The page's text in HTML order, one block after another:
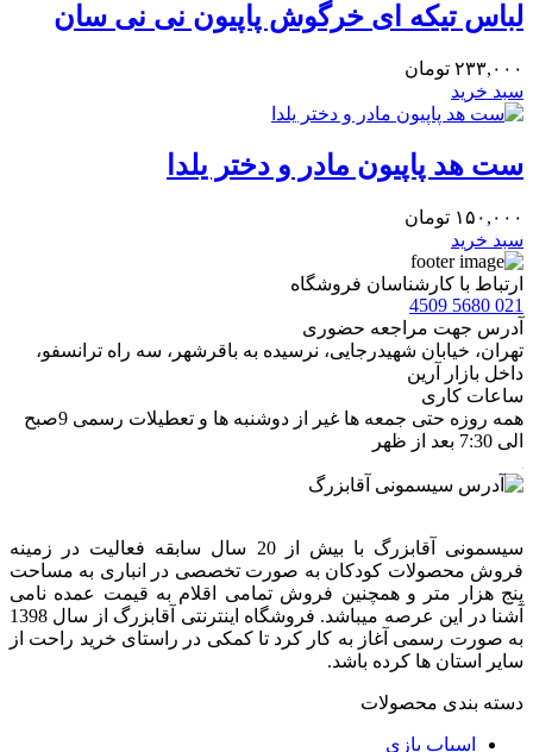
لباس تیکه ای خرگوش پاپیون نی نی سان
۲۳۳,۰۰۰ تومان
سبد خرید
ست هد پاپیون مادر و دختر یلدا
۱۵۰,۰۰۰ تومان
سبد خرید
ارتباط با کارشناسان فروشگاه
021 5680 4509
آدرس جهت مراجعه حضوری
تهران، خيابان شهيدرجايى، نرسیده به باقرشهر، سه راه ترانسفو،
داخل بازار آرین
ساعات کاری
همه روزه حتی جمعه ها غیر از دوشنبه ها و تعطیلات رسمی 9صبح
الی 7:30 بعد از ظهر
سیسمونی آقابزرگ با بیش از 20 سال سابقه فعالیت در زمینه
فروش محصولات کودکان به صورت تخصصی در انباری به مساحت
پنج هزار متر و همچنین فروش تمامی اقلام به قیمت عمده نامی
آشنا در این عرصه میباشد. فروشگاه اینترنتی آقابزرگ از سال 1398
به صورت رسمی آغاز به کار کرد تا کمکی در راستای خرید راحت از
سایر استان ها کرده باشد.
دسته بندی محصولات
اسباب بازی